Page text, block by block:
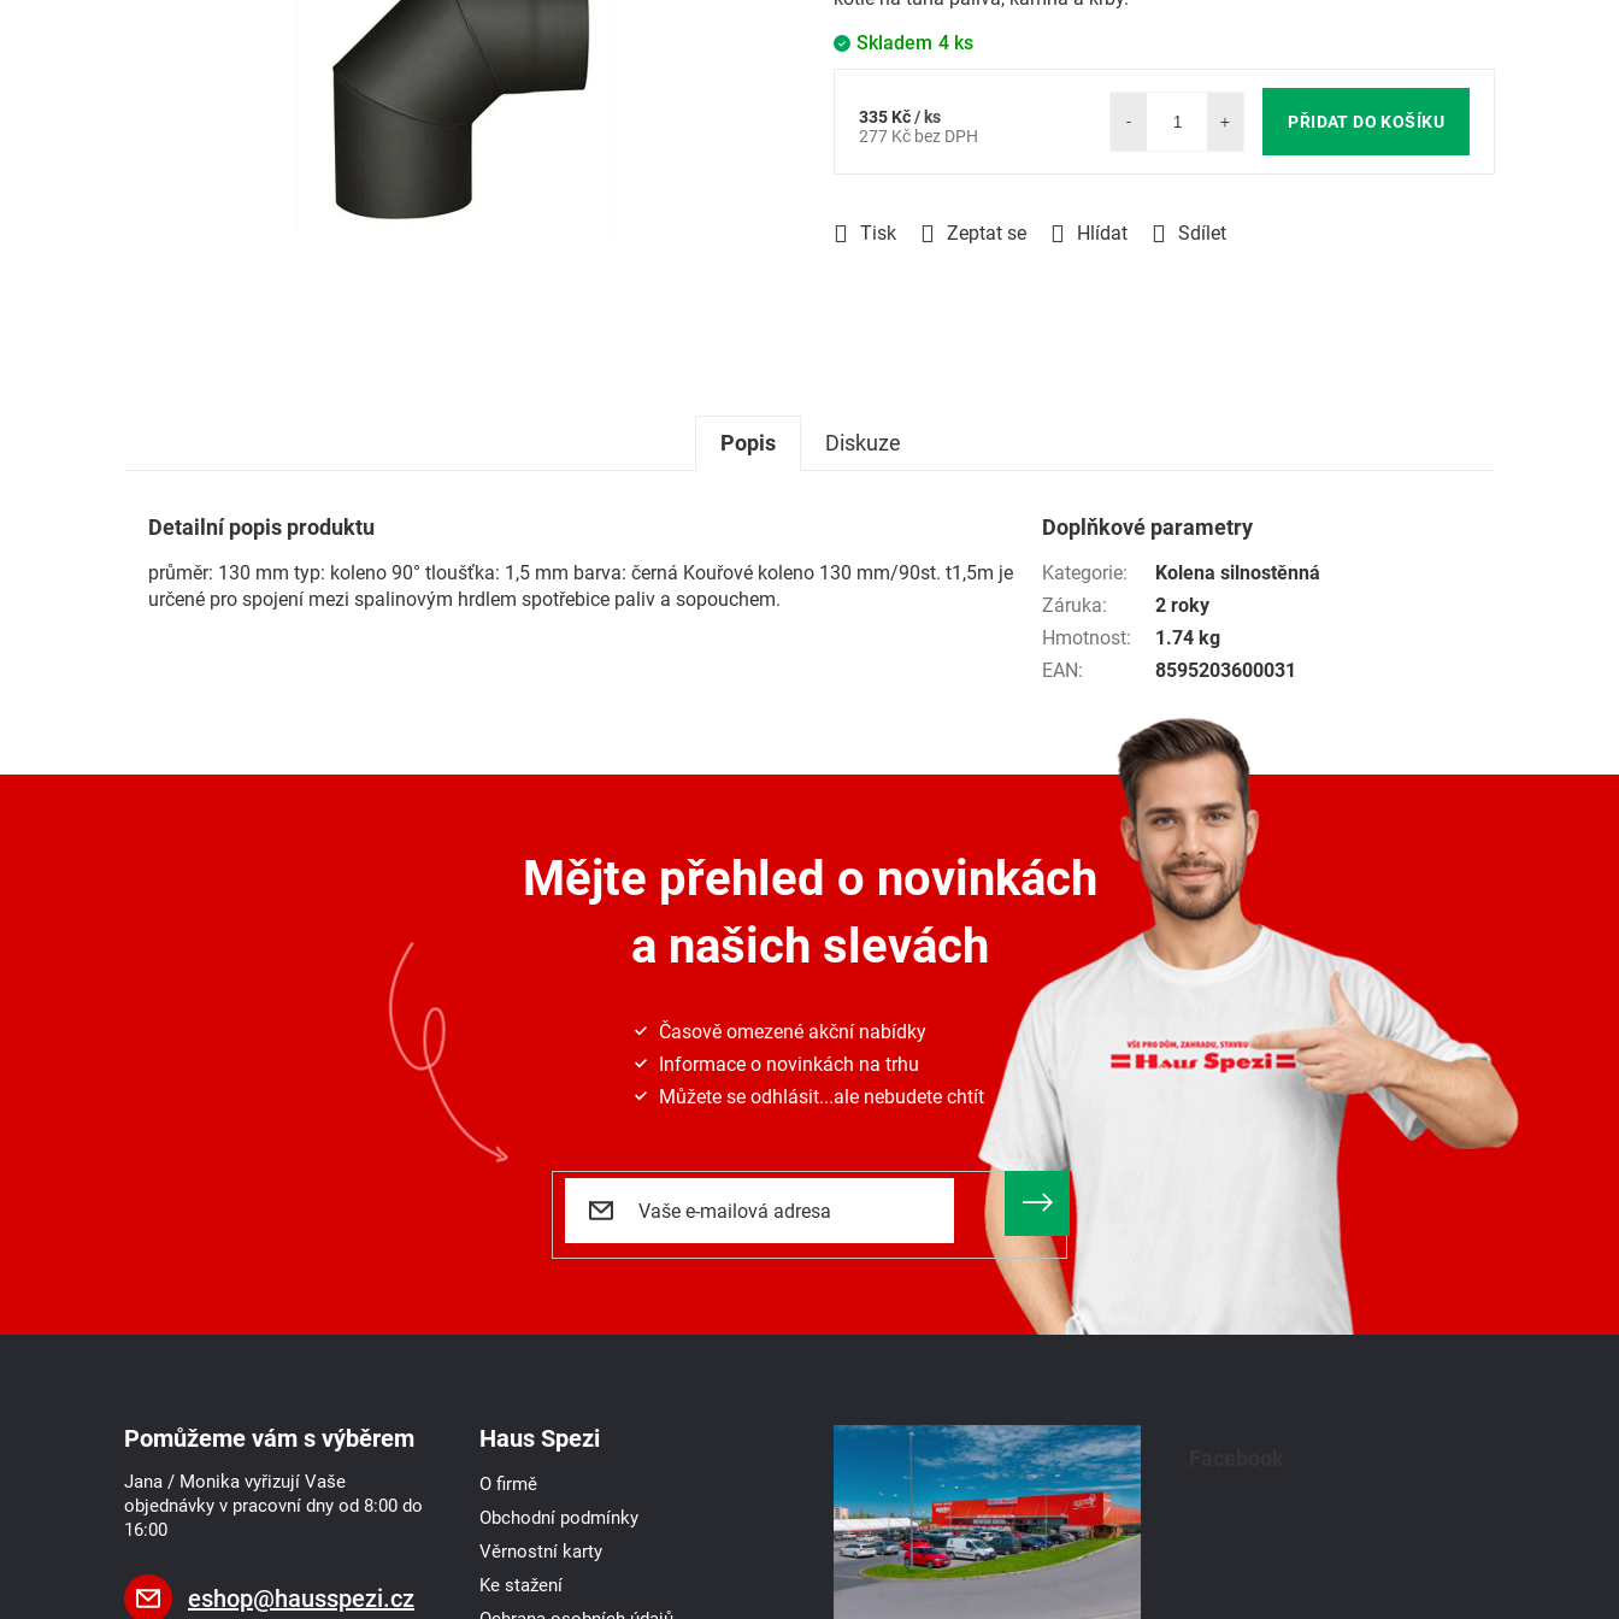
Skladem 4 ks
Tisk Zeptat se Hlídat Sdílet
335 Kč/ ks
277 Kč bez DPH
Měrná
PŘIDAT DO KOŠÍKU
Popis Diskuze
Detailní popis produktu
průměr: 130 mm typ: koleno 90° tloušťka: 1,5 mm barva: černá Kouřové koleno 130 mm/90st. t1,5m je
určené pro spojení mezi spalinovým hrdlem spotřebice paliv a sopouchem.
Doplňkové parametry
Kategorie:
Kolena silnostěnná
Záruka:
2 roky
Hmotnost:
1.74 kg
EAN: 8595203600031
Mějte přehled o novinkách
a našich slevách
Časově omezené akční nabídky
Informace o novinkách na trhu
Můžete se odhlásit...ale nebudete chtít
Pomůžeme vám s výběrem
Jana / Monika vyřizují Vaše
objednávky v pracovní dny od 8:00 do
16:00
eshop@hausspezi.cz
Haus Spezi
O firmě
Obchodní podmínky
Věrnostní karty
Ke stažení